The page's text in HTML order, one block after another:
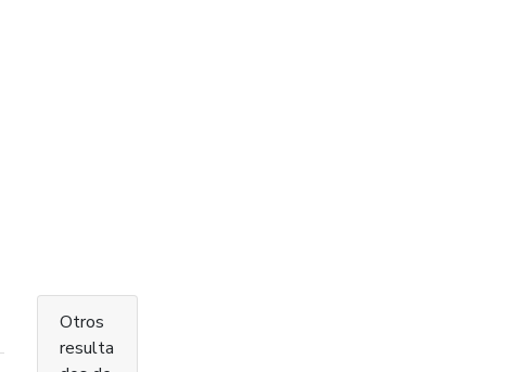
Otros
resulta